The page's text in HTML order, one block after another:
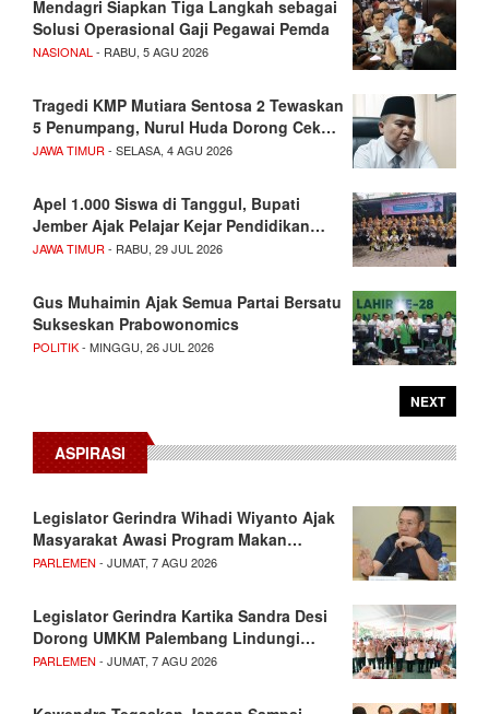
Mendagri Siapkan Tiga Langkah sebagai
Solusi Operasional Gaji Pegawai Pemda
NASIONAL - RABU, 5 AGU 2026
Tragedi KMP Mutiara Sentosa 2 Tewaskan
5 Penumpang, Nurul Huda Dorong Cek…
JAWA TIMUR - SELASA, 4 AGU 2026
Apel 1.000 Siswa di Tanggul, Bupati
Jember Ajak Pelajar Kejar Pendidikan…
JAWA TIMUR - RABU, 29 JUL 2026
Gus Muhaimin Ajak Semua Partai Bersatu
Sukseskan Prabowonomics
POLITIK- MINGGU, 26 JUL 2026
NEXT
ASPIRASI
Legislator Gerindra Wihadi Wiyanto Ajak
Masyarakat Awasi Program Makan…
PARLEMEN - JUMAT, 7 AGU 2026
Legislator Gerindra Kartika Sandra Desi
Dorong UMKM Palembang Lindungi…
PARLEMEN - JUMAT, 7 AGU 2026